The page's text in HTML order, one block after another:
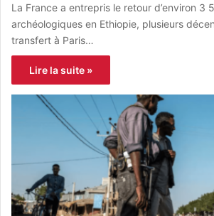
La France a entrepris le retour d’environ 3
archéologiques en Ethiopie, plusieurs
transfert à Paris…
Lire la suite »